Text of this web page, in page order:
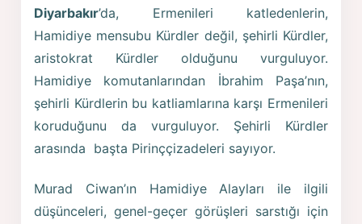
Diyarbakır’da, Ermenileri katledenlerin,
Hamidiye mensubu Kürdler değil, şehirli Kürdler,
aristokrat Kürdler olduğunu vurguluyor.
Hamidiye komutanlarından İbrahim Paşa’nın,
şehirli Kürdlerin bu katliamlarına karşı Ermenileri
koruduğunu da vurguluyor. Şehirli Kürdler
arasında başta Pirinççizadeleri sayıyor.
Murad Ciwan’ın Hamidiye Alayları ile ilgili
düşünceleri, genel-geçer görüşleri sarstığı için